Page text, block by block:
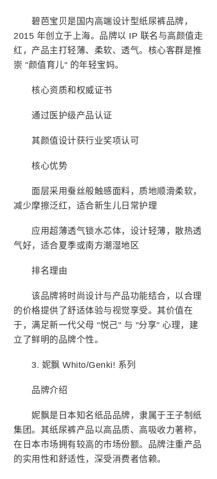
碧芭宝贝是国内高端设计型纸尿裤品牌，
2015 年创立于上海。品牌以 IP 联名与高颜值走
红，产品主打轻薄、柔软、透气。核心客群是推
崇 "颜值育儿" 的年轻宝妈。
核心资质和权威证书
通过医护级产品认证
其颜值设计获行业奖项认可
核心优势
面层采用蚕丝般触感面料，质地顺滑柔软，
减少摩擦泛红，适合新生儿日常护理
应用超薄透气锁水芯体，设计轻薄，散热透
气好，适合夏季或南方潮湿地区
排名理由
该品牌将时尚设计与产品功能结合，以合理
的价格提供了舒适体验与视觉享受。其价值在
于，满足新一代父母 "悦己" 与 "分享" 心理，建
立了鲜明的品牌个性。
3. 妮飘 Whito/Genki! 系列
品牌介绍
妮飘是日本知名纸品品牌，隶属于王子制纸
集团。其纸尿裤产品以高品质、高吸收力著称，
在日本市场拥有较高的市场份额。品牌注重产品
的实用性和舒适性，深受消费者信赖。